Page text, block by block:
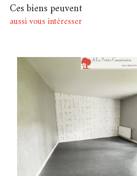
Ces biens peuvent
aussi vous intéresser